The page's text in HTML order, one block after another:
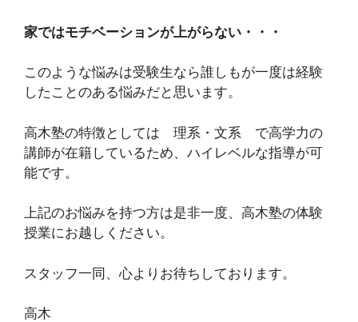
家ではモチベーションが上がらない・・・
このような悩みは受験生なら誰しもが一度は経験
したことのある悩みだと思います。
高木塾の特徴としては 理系・文系 で高学力の
講師が在籍しているため、ハイレベルな指導が可
能です。
上記のお悩みを持つ方は是非一度、高木塾の体験
授業にお越しください。
スタッフ一同、心よりお待ちしております。
高木